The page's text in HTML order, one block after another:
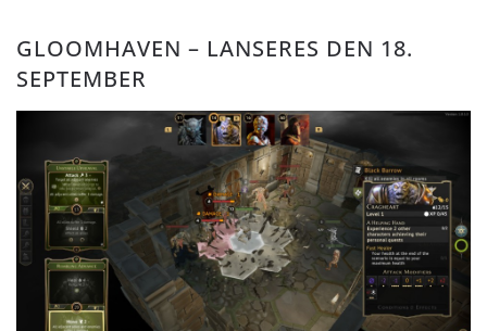
GLOOMHAVEN – LANSERES DEN 18.
SEPTEMBER